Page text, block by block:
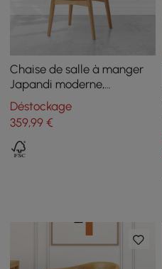
Chaise de salle à manger
Japandi moderne,
rembourrée en cuir PU
naturel, avec pieds en bois,
1 pièce
Déstockage
359,99 €